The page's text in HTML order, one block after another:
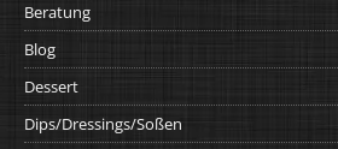
Beratung
Blog
Dessert
Dips/Dressings/Soßen